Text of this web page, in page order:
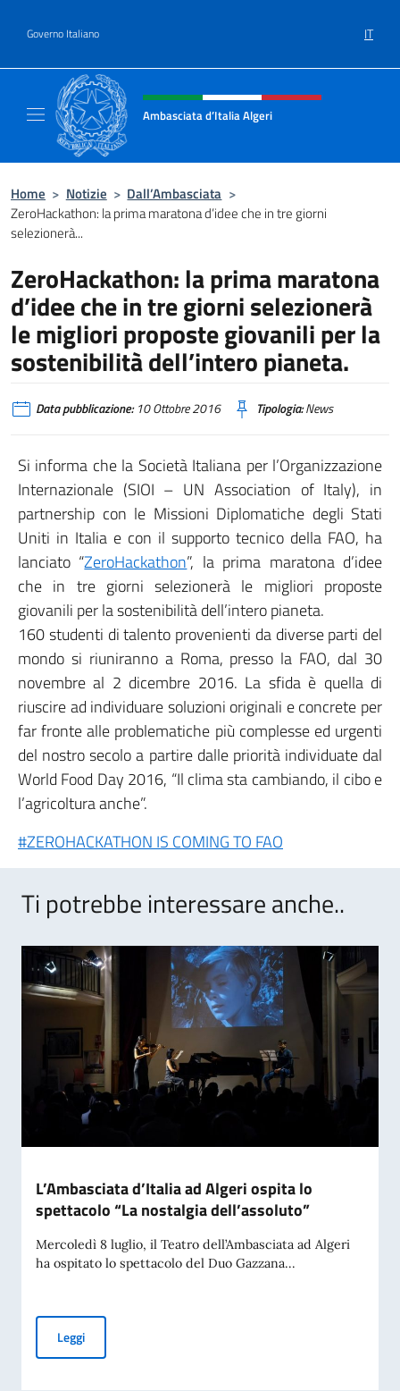
Governo Italiano IT
Intestazione sito, social e menù
Ambasciata d’Italia Algeri
Home > Notizie > Dall’Ambasciata >
ZeroHackathon: la prima maratona d’idee che in tre giorni
selezionerà...
ZeroHackathon: la prima maratona
d’idee che in tre giorni selezionerà
le migliori proposte giovanili per la
sostenibilità dell’intero pianeta.
Data pubblicazione:10 Ottobre 2016 Tipologia:News
Si informa che la Società Italiana per l’Organizzazione
Internazionale (SIOI – UN Association of Italy), in
partnership con le Missioni Diplomatiche degli Stati
Uniti in Italia e con il supporto tecnico della FAO, ha
lanciato “ZeroHackathon”, la prima maratona d’idee
che in tre giorni selezionerà le migliori proposte
giovanili per la sostenibilità dell’intero pianeta.
160 studenti di talento provenienti da diverse parti del
mondo si riuniranno a Roma, presso la FAO, dal 30
novembre al 2 dicembre 2016. La sfida è quella di
riuscire ad individuare soluzioni originali e concrete per
far fronte alle problematiche più complesse ed urgenti
del nostro secolo a partire dalle priorità individuate dal
World Food Day 2016, “Il clima sta cambiando, il cibo e
l’agricoltura anche”.
#ZEROHACKATHON IS COMING TO FAO
Ti potrebbe interessare anche..
L’Ambasciata d’Italia ad Algeri ospita lo
spettacolo “La nostalgia dell’assoluto”
Mercoledì 8 luglio, il Teatro dell’Ambasciata ad Algeri
ha ospitato lo spettacolo del Duo Gazzana...
LeggiL’Ambasciata d’Italia ad Algeri ospita lo spettacolo “La